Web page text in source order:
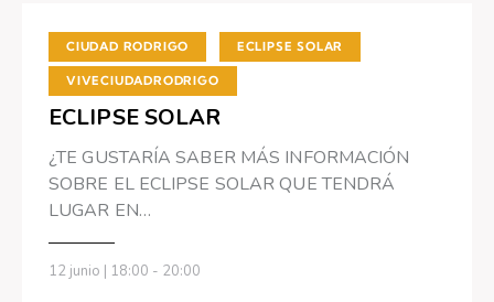
CIUDAD RODRIGO ECLIPSE SOLAR
VIVECIUDADRODRIGO
ECLIPSE SOLAR
¿TE GUSTARÍA SABER MÁS INFORMACIÓN
SOBRE EL ECLIPSE SOLAR QUE TENDRÁ
LUGAR EN…
12 junio | 18:00 - 20:00